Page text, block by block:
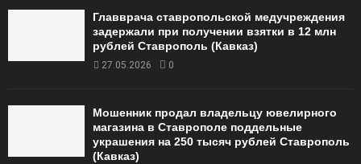
Главврача ставропольской медучреждения
задержали при получении взятки в 12 млн
рублей Ставрополь (Кавказ)
27.05.2026 0
Мошенник продал владельцу ювелирного
магазина в Ставрополе поддельные
украшения на 250 тысяч рублей Ставрополь
(Кавказ)